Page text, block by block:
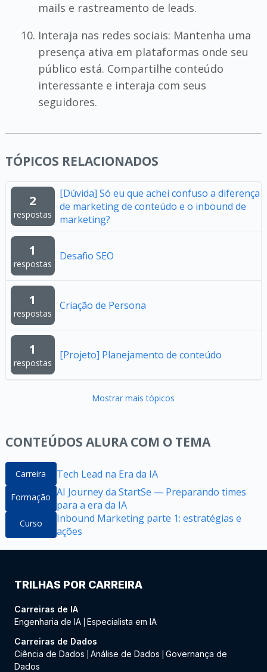
mails e rastreamento de leads.
Interaja nas redes sociais: Mantenha uma
presença ativa em plataformas onde seu
público está. Compartilhe conteúdo
interessante e interaja com seus
seguidores.
TÓPICOS RELACIONADOS
2
respostas
[Dúvida] Só eu que achei confuso a diferença
de marketing de conteúdo e o inbound de
marketing?
1
respostas
Desafio SEO
1
respostas
Criação de Persona
1
respostas
[Projeto] Planejamento de conteúdo
Mostrar mais tópicos
CONTEÚDOS ALURA COM O TEMA
Carreira Tech Lead na Era da IA
Formação AI Journey da StartSe — Preparando times
para a era da IA
Curso
Inbound Marketing parte 1: estratégias e
ações
TRILHAS POR CARREIRA
Carreiras de IA
Engenharia de IA Especialista em IA
Carreiras de Dados
Ciência de Dados
Análise de Dados
Governança de
Dados